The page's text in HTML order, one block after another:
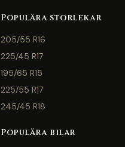
Populära storlekar
205/55 R16
225/45 R17
195/65 R15
225/55 R17
245/45 R18
Populära bilar